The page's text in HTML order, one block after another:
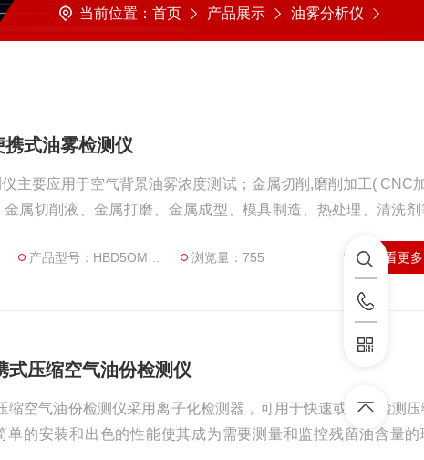
当前位置： 首页 产品展示 油雾分析仪
式油雾检测仪
主要应用于空气背景油雾浓度测试；金属切削,磨削加工( CNC
属切削液、金属打磨、金属成型、模具制造、热处理、清洗
产品型号：HBD5OMC2290 浏览量：755 查看更
式压缩空气油份检测仪
缩空气油份检测仪采用离子化检测器，可用于快速或连续检测
单的安装和出色的性能使其成为需要测量和监控残留油含量的